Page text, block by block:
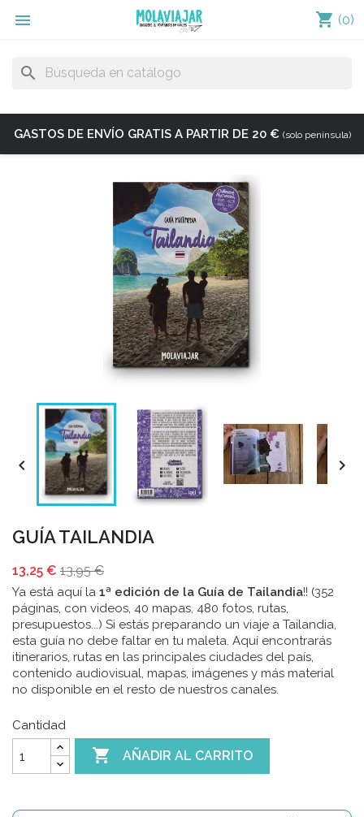
 shopping_cart (0)
search
GASTOS DE ENVÍO GRATIS A PARTIR DE 20 € (solo península)
 
GUÍA TAILANDIA
13,25 € 13,95 €
Ya está aquí la 1ª edición de la Guía de Tailandia!! (352
páginas, con videos, 40 mapas, 480 fotos, rutas,
presupuestos...) Si estás preparando un viaje a Tailandia,
esta guía no debe faltar en tu maleta. Aquí encontrarás
itinerarios, rutas en las principales ciudades del país,
contenido audiovisual, mapas, imágenes y más material
no disponible en el resto de nuestros canales.
Cantidad
 AÑADIR AL CARRITO